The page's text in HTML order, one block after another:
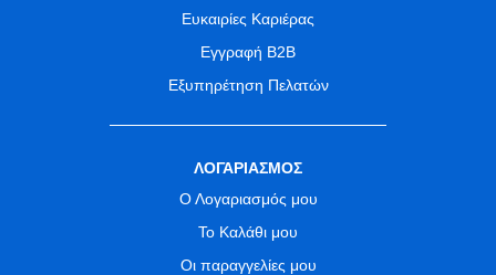
Ευκαιρίες Καριέρας
Εγγραφή B2B
Εξυπηρέτηση Πελατών
ΛΟΓΑΡΙΑΣΜΟΣ
Ο Λογαριασμός μου
Το Καλάθι μου
Οι παραγγελίες μου